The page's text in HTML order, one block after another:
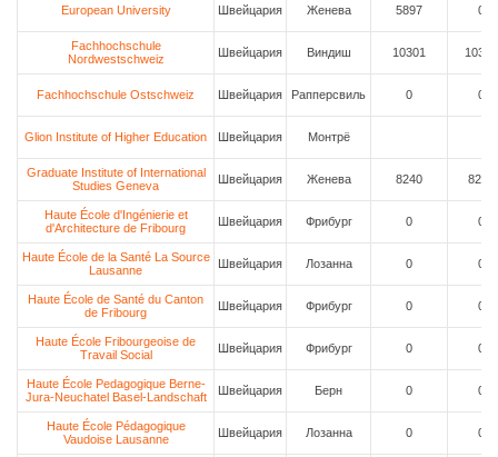
European University Швейцария Женева 5897 0
Fachhochschule
Nordwestschweiz
Швейцария Виндиш 10301 10301
Fachhochschule Ostschweiz Швейцария Рапперсвиль 0 0
Glion Institute of Higher Education Швейцария Монтрё
Graduate Institute of International
Studies Geneva
Швейцария Женева 8240 8240
Haute École d'Ingénierie et
d'Architecture de Fribourg
Швейцария Фрибург 0 0
Haute École de la Santé La Source
Lausanne
Швейцария Лозанна 0 0
Haute École de Santé du Canton
de Fribourg
Швейцария Фрибург 0 0
Haute École Fribourgeoise de
Travail Social
Швейцария Фрибург 0 0
Haute École Pedagogique Berne-
Jura-Neuchatel Basel-Landschaft
Швейцария Берн 0 0
Haute École Pédagogique
Vaudoise Lausanne
Швейцария Лозанна 0 0